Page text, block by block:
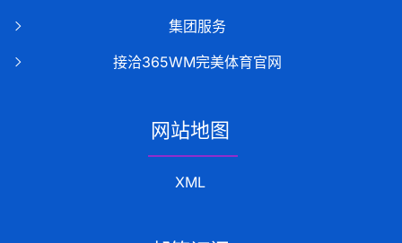
集团服务
接洽365WM完美体育官网
网站地图
XML